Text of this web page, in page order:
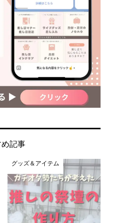
記事
グッズ＆アイテム